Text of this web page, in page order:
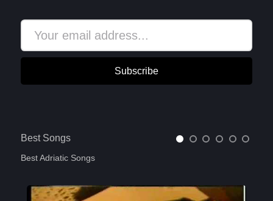
Subscribe
Best Songs
Best Adriatic Songs